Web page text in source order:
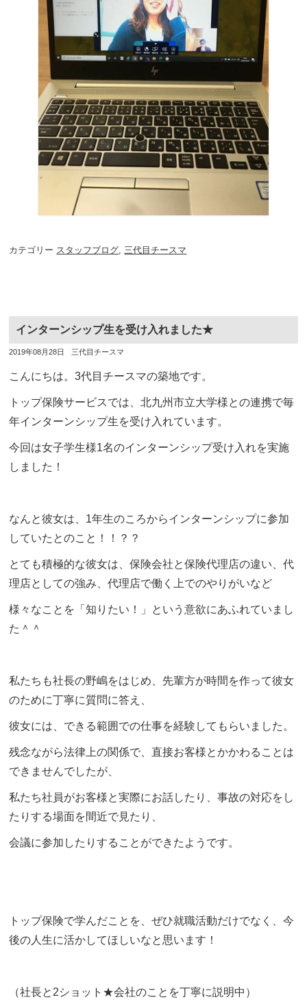
カテゴリー スタッフブログ 三代目チースマ
インターンシップ生を受け入れました★
投
2019年08月28日
投
者
三代目チースマ
こんにちは。3代目チースマの築地です。
トップ保険サービスでは、北九州市立大学様との連携で毎
年インターンシップ生を受け入れています。
今回は女子学生様1名のインターンシップ受け入れを実施
しました！
なんと彼女は、1年生のころからインターンシップに参加
していたとのこと！！？？
とても積極的な彼女は、保険会社と保険代理店の違い、代
理店としての強み、代理店で働く上でのやりがいなど
様々なことを「知りたい！」という意欲にあふれていまし
た＾＾
私たちも社長の野嶋をはじめ、先輩方が時間を作って彼女
のために丁寧に質問に答え、
彼女には、できる範囲での仕事を経験してもらいました。
残念ながら法律上の関係で、直接お客様とかかわることは
できませんでしたが、
私たち社員がお客様と実際にお話したり、事故の対応をし
たりする場面を間近で見たり、
会議に参加したりすることができたようです。
トップ保険で学んだことを、ぜひ就職活動だけでなく、今
後の人生に活かしてほしいなと思います！
（社長と2ショット★会社のことを丁寧に説明中）